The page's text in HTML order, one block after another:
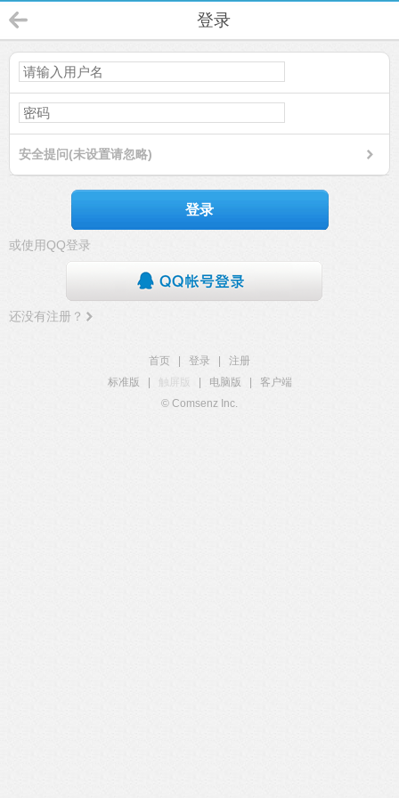
登录
安全提问(未设置请忽略)
登录
或使用QQ登录
还没有注册？
首页 登录
注册
标准版
触屏版 电脑版
客户端
© Comsenz Inc.